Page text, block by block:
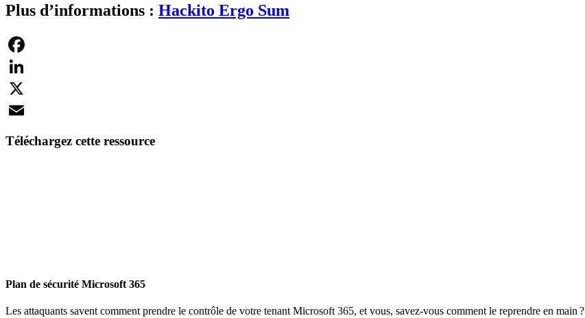
Plus d’informations : Hackito Ergo Sum
Facebook
LinkedIn
X
Téléchargez cette ressource
Plan de sécurité Microsoft 365
Les attaquants savent comment prendre le contrôle de votre tenant Microsoft 365, et vous, savez-vous comment le reprendre en main ?